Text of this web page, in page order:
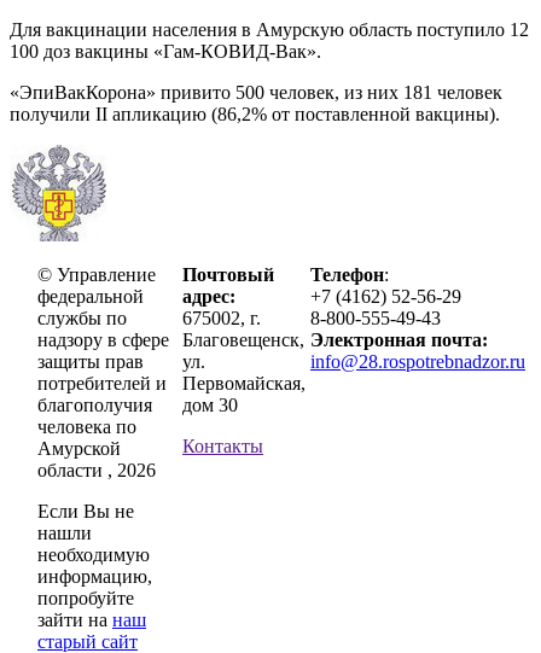
Для вакцинации населения в Амурскую область поступило 12
100 доз вакцины «Гам-КОВИД-Вак».
«ЭпиВакКорона» привито 500 человек, из них 181 человек
получили II апликацию (86,2% от поставленной вакцины).
© Управление
федеральной
службы по
надзору в сфере
защиты прав
потребителей и
благополучия
человека по
Амурской
области , 2026
Если Вы не
нашли
необходимую
информацию,
попробуйте
зайти на наш
старый сайт
Почтовый
адрес:
675002, г.
Благовещенск,
ул.
Первомайская,
дом 30
Контакты
Телефон:
+7 (4162) 52-56-29
8-800-555-49-43
Электронная почта:
info@28.rospotrebnadzor.ru